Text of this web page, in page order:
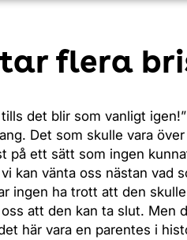
flera
det blir som vanligt
Det som skulle vara
på ett sätt som ingen
kan vänta oss nästan vad
ingen ha trott att den
att den kan ta slut. Men
här vara en parentes i